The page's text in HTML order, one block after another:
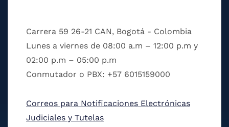
Carrera 59 26-21 CAN, Bogotá - Colombia
Lunes a viernes de 08:00 a.m – 12:00 p.m y
02:00 p.m – 05:00 p.m
Conmutador o PBX: +57 6015159000
Correos para Notificaciones Electrónicas
Judiciales y Tutelas